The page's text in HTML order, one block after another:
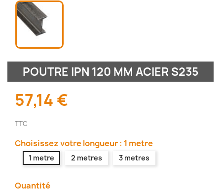
POUTRE IPN 120 MM ACIER S235
57,14 €
TTC
Choisissez votre longueur : 1 metre
1 metre 2 metres 3 metres
Quantité